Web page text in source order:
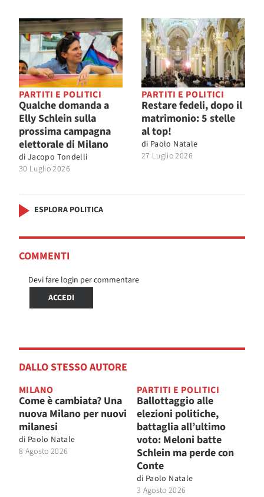
PARTITI E POLITICI
Qualche domanda a
Elly Schlein sulla
prossima campagna
elettorale di Milano
di Jacopo Tondelli
30 Luglio 2026
PARTITI E POLITICI
Restare fedeli, dopo il
matrimonio: 5 stelle
al top!
di Paolo Natale
27 Luglio 2026
ESPLORA POLITICA
COMMENTI
Devi fare login per commentare
ACCEDI
DALLO STESSO AUTORE
MILANO
Come è cambiata? Una
nuova Milano per nuovi
milanesi
di Paolo Natale
8 Agosto 2026
PARTITI E POLITICI
Ballottaggio alle
elezioni politiche,
battaglia all’ultimo
voto: Meloni batte
Schlein ma perde con
Conte
di Paolo Natale
3 Agosto 2026